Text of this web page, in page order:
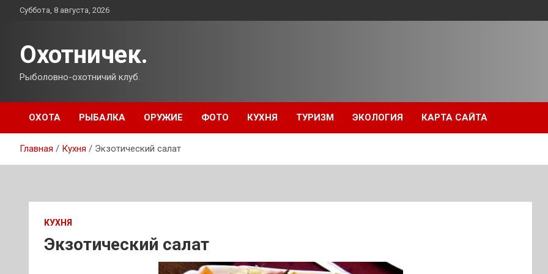
ПерейтиСуббота, 8 августа, 2026
Охотничек.
Рыболовно-охотничий клуб.
ОХОТА РЫБАЛКА ОРУЖИЕ ФОТО КУХНЯ ТУРИЗМ ЭКОЛОГИЯ КАРТА САЙТА
Главная Кухня Экзотический салат
КУХНЯ
Экзотический салат